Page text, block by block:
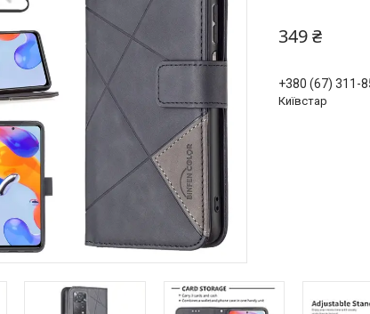
349 ₴
+380 (67) 311-
Київстар